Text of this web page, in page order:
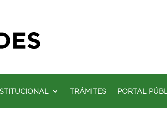
TRÁMITES PORTAL